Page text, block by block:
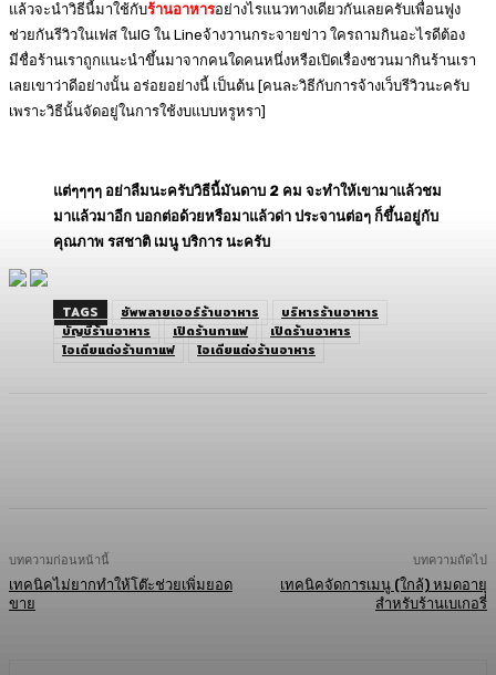
แล้วจะนำวิธีนี้มาใช้กับร้านอาหารอย่างไรแนวทางเดียวกันเลยครับเพื่อนฟูง
ช่วยกันรีวิวในเฟส ในIG ใน Lineจ้างวานกระจายข่าว ใครถามกินอะไรดีต้อง
มีชื่อร้านเราถูกแนะนำขึ้นมาจากคนใดคนหนึ่งหรือเปิดเรื่องชวนมากินร้านเรา
เลยเขาว่าดีอย่างนั้น อร่อยอย่างนี้ เป็นต้น [คนละวิธีกับการจ้างเว็บรีวิวนะครับ
เพราะวิธีนั้นจัดอยู่ในการใช้งบแบบหรูหรา]
แต่ๆๆๆๆ อย่าลืมนะครับวิธีนี้มันดาบ 2 คม จะทำให้เขามาแล้วชม
มาแล้วมาอีก บอกต่อด้วยหรือมาแล้วด่า ประจานต่อๆ ก็ขึ้นอยู่กับ
คุณภาพ รสชาติ เมนู บริการ นะครับ
TAGS ซัพพลายเออร์ร้านอาหาร
บริหารร้านอาหาร
บัญชีร้านอาหาร
เปิดร้านกาแฟ
เปิดร้านอาหาร
ไอเดียแต่งร้านกาแฟ
ไอเดียแต่งร้านอาหาร
บทความก่อนหน้านี้
เทคนิคไม่ยากทำให้โต๊ะช่วยเพิ่มยอด
ขาย
บทความถัดไป
เทคนิคจัดการเมนู (ใกล้) หมดอายุ
สำหรับร้านเบเกอรี่